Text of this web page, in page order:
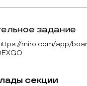
задание
miro.com/app/
секции